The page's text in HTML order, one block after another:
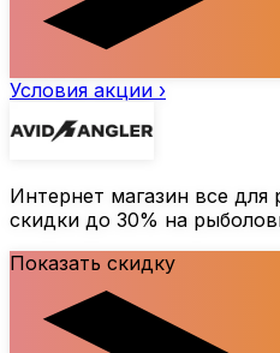
Условия акции ›
Интернет магазин все для
скидки до 30% на
Показать скидку